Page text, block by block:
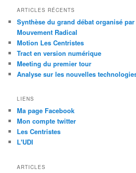
ARTICLES RÉCENTS
Synthèse du grand débat organisé
Mouvement Radical
Motion Les Centristes
Tract en version numérique
Meeting du premier tour
Analyse sur les nouvelles
LIENS
Ma page Facebook
Mon compte twitter
Les Centristes
L'UDI
ARTICLES